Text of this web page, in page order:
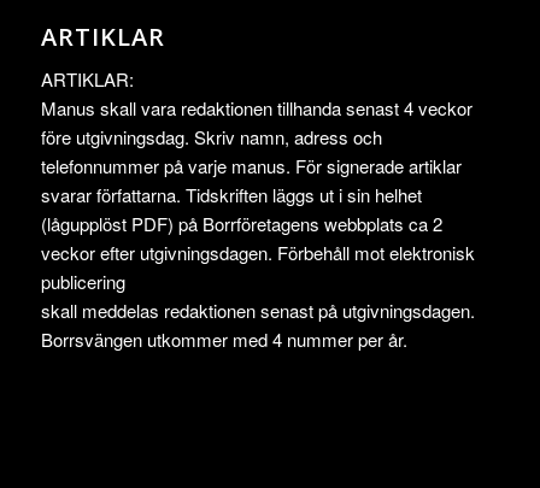
ARTIKLAR
ARTIKLAR:
Manus skall vara redaktionen tillhanda senast 4 veckor
före utgivningsdag. Skriv namn, adress och
telefonnummer på varje manus. För signerade artiklar
svarar författarna. Tidskriften läggs ut i sin helhet
(lågupplöst PDF) på Borrföretagens webbplats ca 2
veckor efter utgivningsdagen. Förbehåll mot elektronisk
publicering
skall meddelas redaktionen senast på utgivningsdagen.
Borrsvängen utkommer med 4 nummer per år.